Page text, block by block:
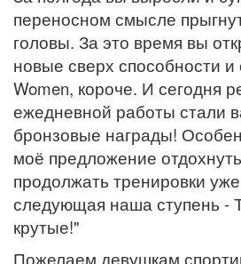
переносном смысле
головы. За это время вы
новые сверх способности и
Women, короче. И сегодня
ежедневной работы стали
бронзовые награды!
моё предложение
продолжать тренировки
следующая наша ступень -
крутые!"
Пожелаем девушкам